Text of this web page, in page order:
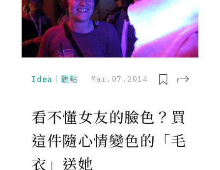
Idea｜觀點 Mar.07.2014
看不懂女友的臉色？買
這件隨心情變色的「毛
衣」送她